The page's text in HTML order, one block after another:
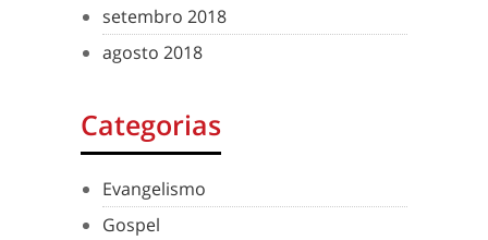
setembro 2018
agosto 2018
Categorias
Evangelismo
Gospel